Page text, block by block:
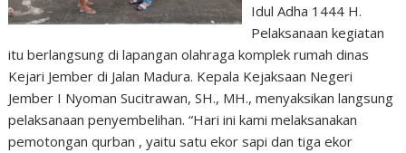
Idul Adha 1444 H.
Pelaksanaan kegiatan
itu berlangsung di lapangan olahraga komplek rumah dinas
Kejari Jember di Jalan Madura. Kepala Kejaksaan Negeri
Jember I Nyoman Sucitrawan, SH., MH., menyaksikan langsung
pelaksanaan penyembelihan. “Hari ini kami melaksanakan
pemotongan qurban , yaitu satu ekor sapi dan tiga ekor